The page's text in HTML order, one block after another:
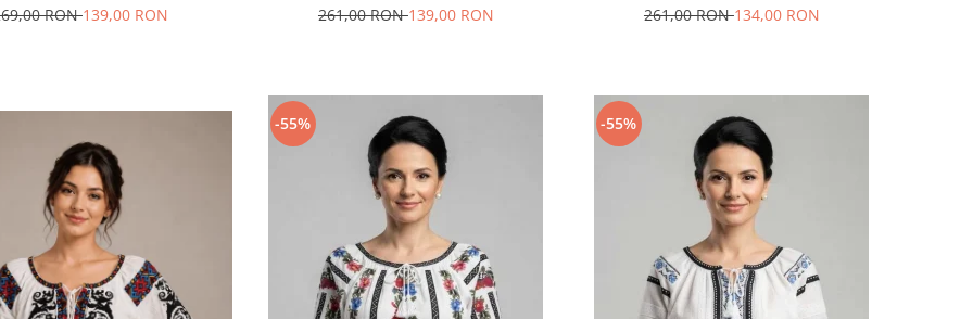
RON139,00 RON
261,00 RON139,00 RON
261,00 RON134,00 RON
-55% -55%